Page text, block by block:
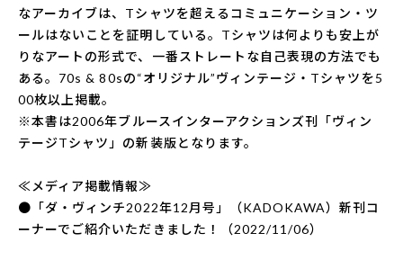
なアーカイブは、Tシャツを超えるコミュニケーション・ツ
ールはないことを証明している。Tシャツは何よりも安上が
りなアートの形式で、一番ストレートな自己表現の方法でも
ある。70s & 80sの“オリジナル”ヴィンテージ・Tシャツを5
00枚以上掲載。
※本書は2006年ブルースインターアクションズ刊「ヴィン
テージTシャツ」の新装版となります。
≪メディア掲載情報≫
●「ダ・ヴィンチ2022年12月号」（KADOKAWA）新刊コ
ーナーでご紹介いただきました！（2022/11/06）